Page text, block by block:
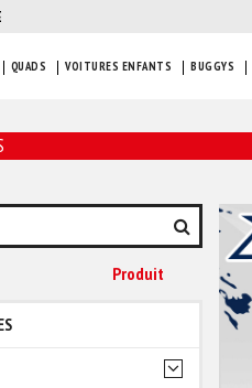
QUADS VOITURES ENFANTS BUGGYS
Produit